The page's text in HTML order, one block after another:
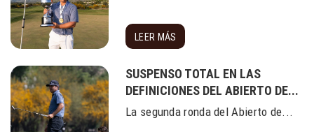
LEER MÁS
SUSPENSO TOTAL EN LAS
DEFINICIONES DEL ABIERTO DE...
La segunda ronda del Abierto de...